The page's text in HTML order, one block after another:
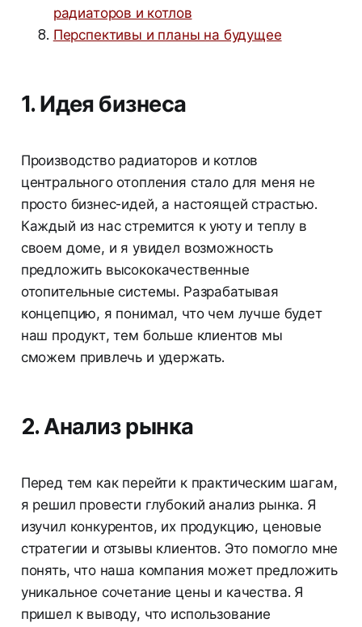
радиаторов и котлов
Перспективы и планы на будущее
1. Идея бизнеса
Производство радиаторов и котлов
центрального отопления стало для меня не
просто бизнес-идей, а настоящей страстью.
Каждый из нас стремится к уюту и теплу в
своем доме, и я увидел возможность
предложить высококачественные
отопительные системы. Разрабатывая
концепцию, я понимал, что чем лучше будет
наш продукт, тем больше клиентов мы
сможем привлечь и удержать.
2. Анализ рынка
Перед тем как перейти к практическим шагам,
я решил провести глубокий анализ рынка. Я
изучил конкурентов, их продукцию, ценовые
стратегии и отзывы клиентов. Это помогло мне
понять, что наша компания может предложить
уникальное сочетание цены и качества. Я
пришел к выводу, что использование